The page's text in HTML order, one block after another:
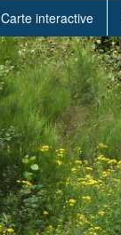
Carte interactive